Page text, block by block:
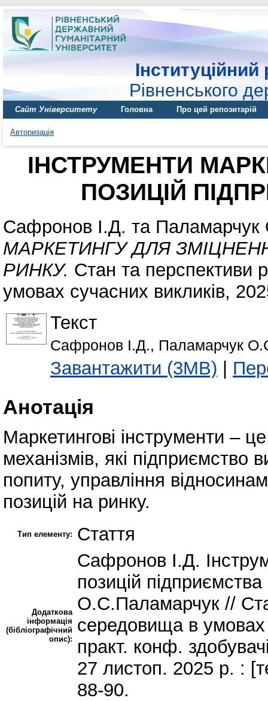
Інституційний
Рівненського
Сайт Університету Головна Про цей репозитарій
Авторизація
ІНСТРУМЕНТИ
ПОЗИЦІЙ
Сафронов І.Д. та
МАРКЕТИНГУ ДЛЯ
РИНКУ. Стан та перспективи
умовах сучасних викликів,
Текст
Сафронов І.Д., Паламарчук
Завантажити (3MB) |
Анотація
Маркетингові інструменти –
механізмів, які
попиту, управління
позицій на ринку.
Тип елементу: Стаття
Додаткова
інформація
(бібліографічний
опис):
Сафронов І.Д.
позицій
О.С.Паламарчук //
середовища в умовах
практ. конф.
27 листоп. 2025 р. :
88-90.